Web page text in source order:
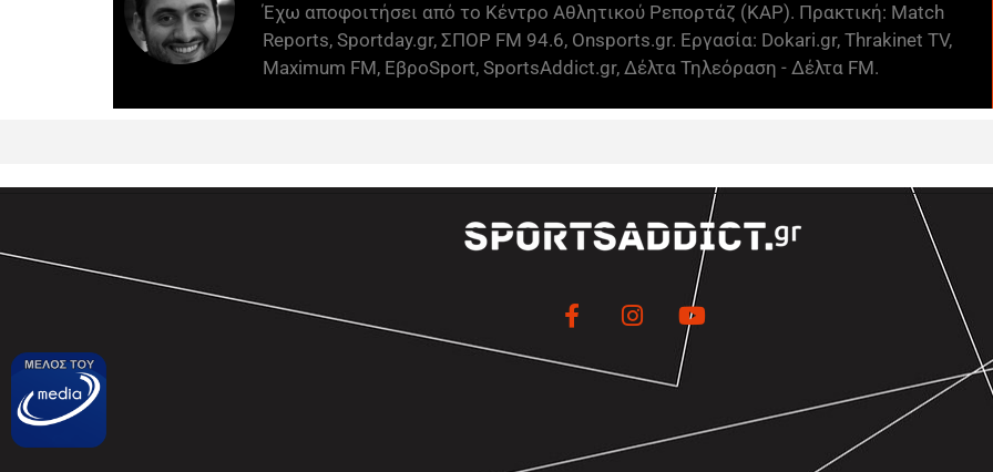
Έχω αποφοιτήσει από το Κέντρο Αθλητικού Ρεπορτάζ (ΚΑΡ). Πρακτική: Match
Reports, Sportday.gr, ΣΠΟΡ FM 94.6, Onsports.gr. Εργασία: Dokari.gr, Thrakinet TV,
Maximum FM, ΕβροSport, SportsAddict.gr, Δέλτα Τηλεόραση - Δέλτα FM.